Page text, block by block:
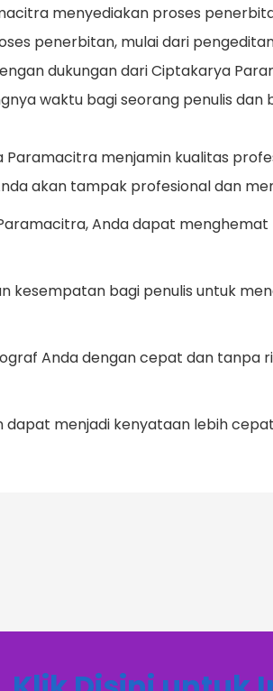
menyediakan proses
penerbitan, mulai dari
dukungan dari Ciptakarya
waktu bagi seorang penulis
Paramacitra menjamin kualitas
akan tampak profesional dan
Anda dapat
kesempatan bagi penulis untuk
Anda dengan cepat dan
menjadi kenyataan lebih